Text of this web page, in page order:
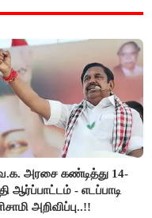
அரசை கண்டித்து 14-
ஆர்ப்பாட்டம் - எடப்பாடி
அறிவிப்பு..!!